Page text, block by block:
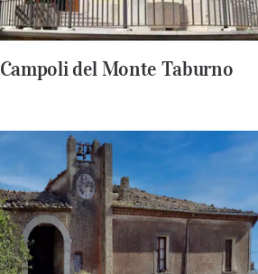
Campoli del Monte Taburno